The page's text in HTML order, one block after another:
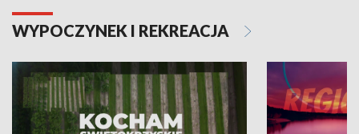
WYPOCZYNEK I REKREACJA